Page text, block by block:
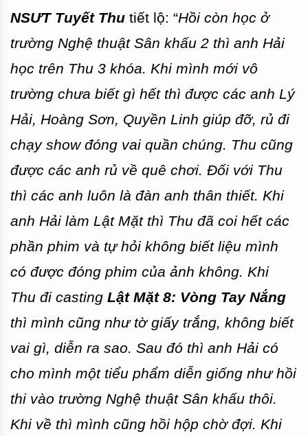
NSƯT Tuyết Thu tiết lộ: “Hồi còn học ở
trường Nghệ thuật Sân khấu 2 thì anh Hải
học trên Thu 3 khóa. Khi mình mới vô
trường chưa biết gì hết thì được các anh Lý
Hải, Hoàng Sơn, Quyền Linh giúp đỡ, rủ đi
chạy show đóng vai quần chúng. Thu cũng
được các anh rủ về quê chơi. Đối với Thu
thì các anh luôn là đàn anh thân thiết. Khi
anh Hải làm Lật Mặt thì Thu đã coi hết các
phần phim và tự hỏi không biết liệu mình
có được đóng phim của ảnh không. Khi
Thu đi casting Lật Mặt 8: Vòng Tay Nắng
thì mình cũng như tờ giấy trắng, không biết
vai gì, diễn ra sao. Sau đó thì anh Hải có
cho mình một tiểu phẩm diễn giống như hồi
thi vào trường Nghệ thuật Sân khấu thôi.
Khi về thì mình cũng hồi hộp chờ đợi. Khi